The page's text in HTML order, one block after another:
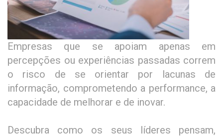
Empresas que se apoiam apenas em
percepções ou experiências passadas correm
o risco de se orientar por lacunas de
informação, comprometendo a performance, a
capacidade de melhorar e de inovar.
Descubra como os seus líderes pensam,